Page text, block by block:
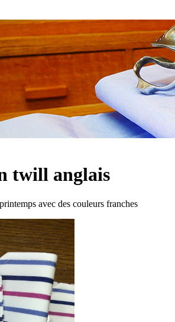
twill anglais
avec des couleurs franches